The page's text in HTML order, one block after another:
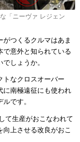
「ニーヴァ レジェン
つくるクルマはあま
で意外と知られている
しょうか。
なクロスオーバー
に南極遠征にも使われ
です。
て生産がおこなわれて
上させる改良がおこ